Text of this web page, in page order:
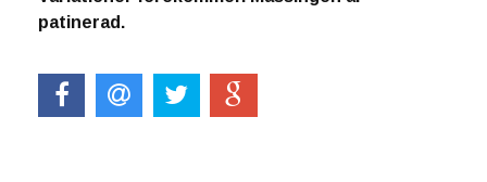
patinerad.